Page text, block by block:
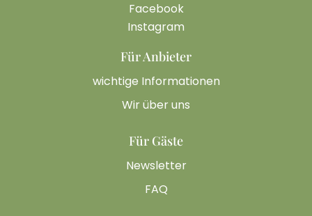
Facebook
Instagram
Für Anbieter
wichtige Informationen
Wir über uns
Für Gäste
Newsletter
FAQ